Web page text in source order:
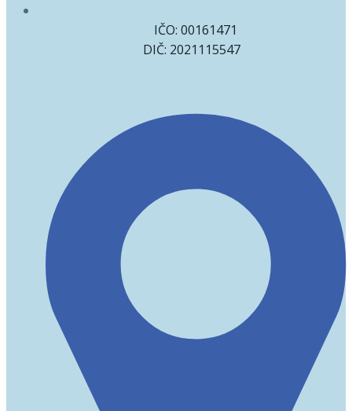
IČO: 00161471
DIČ: 2021115547